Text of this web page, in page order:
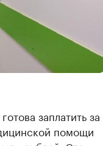
заплатить за
помощи